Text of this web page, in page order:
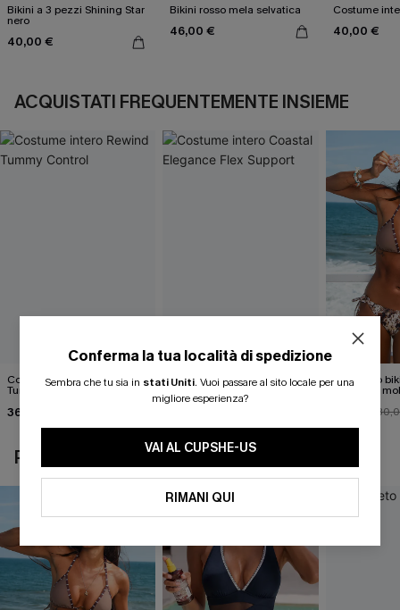
Bikini a 3 pezzi Shining Star
nero
40,00 €
Bikini rosso mela selvatica
46,00 €
Costume
40,00 €
ACQUISTATI FREQUENTEMENTE INSIEME
Costume intero Rewind
Tummy Control
36,00 €
Costume intero Coastal
Elegance Flex Support
Completo
animalier
POTREBBE INTERESSARTI ANCHE
Conferma la tua località di spedizione
Sembra che tu sia in stati Uniti. Vuoi passare al sito locale per una
migliore esperienza?
VAI AL CUPSHE-US
RIMANI QUI